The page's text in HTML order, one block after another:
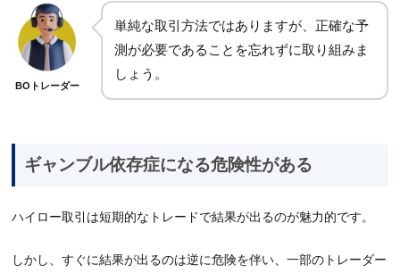
BOトレーダー
単純な取引方法ではありますが、正確な予
測が必要であることを忘れずに取り組みま
しょう。
ギャンブル依存症になる危険性がある
ハイロー取引は短期的なトレードで結果が出るのが魅力的です。
しかし、すぐに結果が出るのは逆に危険を伴い、一部のトレーダー